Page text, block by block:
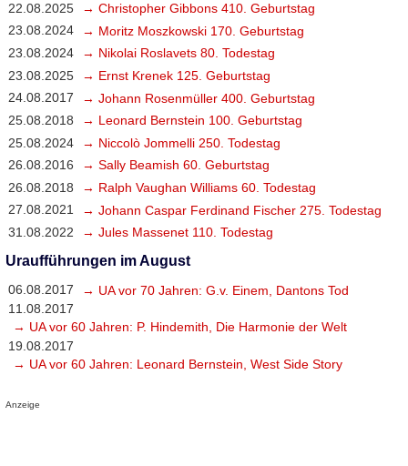
22.08.2025
→ Christopher Gibbons 410. Geburtstag
23.08.2024
→ Moritz Moszkowski 170. Geburtstag
23.08.2024
→ Nikolai Roslavets 80. Todestag
23.08.2025
→ Ernst Krenek 125. Geburtstag
24.08.2017
→ Johann Rosenmüller 400. Geburtstag
25.08.2018
→ Leonard Bernstein 100. Geburtstag
25.08.2024
→ Niccolò Jommelli 250. Todestag
26.08.2016
→ Sally Beamish 60. Geburtstag
26.08.2018
→ Ralph Vaughan Williams 60. Todestag
27.08.2021
→ Johann Caspar Ferdinand Fischer 275. Todestag
31.08.2022
→ Jules Massenet 110. Todestag
Uraufführungen im August
06.08.2017
→ UA vor 70 Jahren: G.v. Einem, Dantons Tod
11.08.2017
→ UA vor 60 Jahren: P. Hindemith, Die Harmonie der Welt
19.08.2017
→ UA vor 60 Jahren: Leonard Bernstein, West Side Story
Anzeige